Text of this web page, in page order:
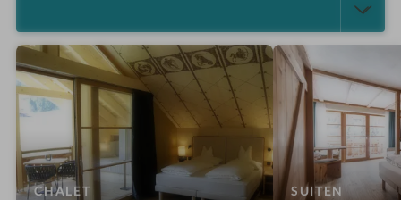
CHALET SUITEN :